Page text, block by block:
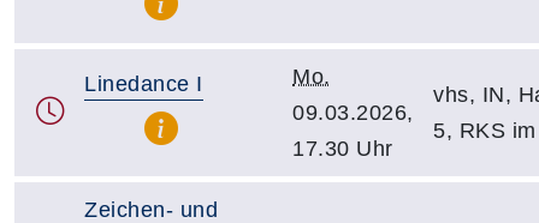
Linedance I
Mo.
09.03.2026,
17.30 Uhr
vhs, IN,
5, RKS
Zeichen- und